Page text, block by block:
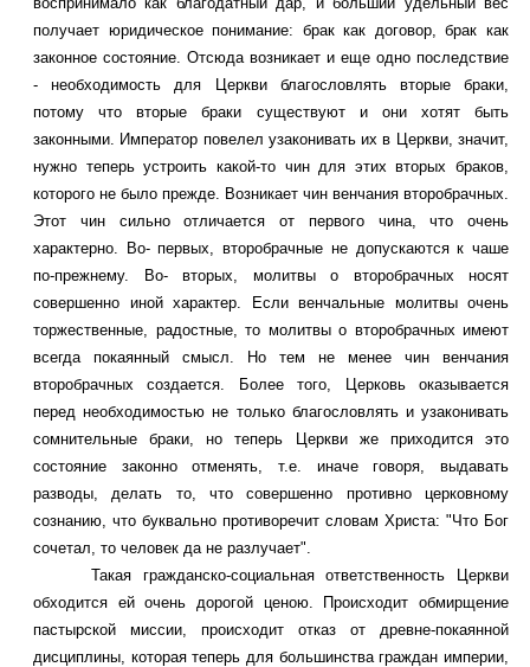
получает юридическое понимание: брак как договор, брак как
законное состояние. Отсюда возникает и еще одно последствие
- необходимость для Церкви благословлять вторые браки,
потому что вторые браки существуют и они хотят быть
законными. Император повелел узаконивать их в Церкви, значит,
нужно теперь устроить какой-то чин для этих вторых браков,
которого не было прежде. Возникает чин венчания второбрачных.
Этот чин сильно отличается от первого чина, что очень
характерно. Во- первых, второбрачные не допускаются к чаше
по-прежнему. Во- вторых, молитвы о второбрачных носят
совершенно иной характер. Если венчальные молитвы очень
торжественные, радостные, то молитвы о второбрачных имеют
всегда покаянный смысл. Но тем не менее чин венчания
второбрачных создается. Более того, Церковь оказывается
перед необходимостью не только благословлять и узаконивать
сомнительные браки, но теперь Церкви же приходится это
состояние законно отменять, т.е. иначе говоря, выдавать
разводы, делать то, что совершенно противно церковному
сознанию, что буквально противоречит словам Христа: "Что Бог
сочетал, то человек да не разлучает".
Такая гражданско-социальная ответственность Церкви
обходится ей очень дорогой ценою. Происходит обмирщение
пастырской миссии, происходит отказ от древне-покаянной
дисциплины, которая теперь для большинства граждан империи,